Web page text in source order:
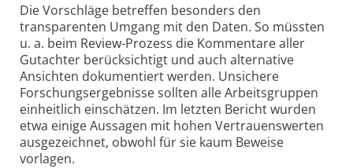
Die Vorschläge betreffen besonders den
transparenten Umgang mit den Daten. So müssten
u. a. beim Review-Prozess die Kommentare aller
Gutachter berücksichtigt und auch alternative
Ansichten dokumentiert werden. Unsichere
Forschungsergebnisse sollten alle Arbeitsgruppen
einheitlich einschätzen. Im letzten Bericht wurden
etwa einige Aussagen mit hohen Vertrauenswerten
ausgezeichnet, obwohl für sie kaum Beweise
vorlagen.